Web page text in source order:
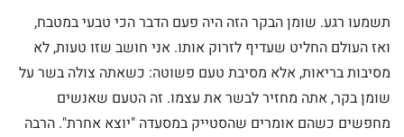
תשמעו רגע. שומן הבקר הזה היה פעם הדבר הכי טבעי במטבח,
ואז העולם החליט שעדיף לזרוק אותו. אני חושב שזו טעות, לא
מסיבות בריאות, אלא מסיבת טעם פשוטה: כשאתה צולה בשר על
שומן בקר, אתה מחזיר לבשר את עצמו. זה הטעם שאנשים
מחפשים כשהם אומרים שהסטייק במסעדה "יוצא אחרת". הרבה